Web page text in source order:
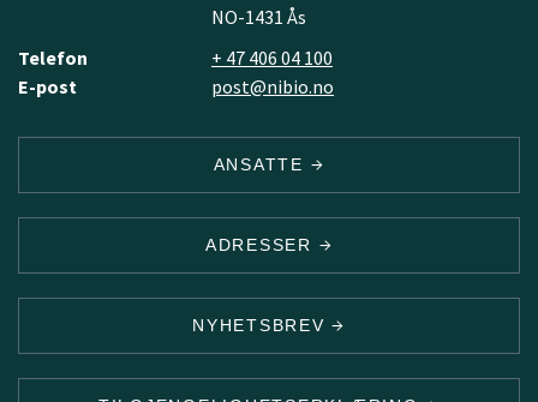
NO-1431 Ås
Telefon
+ 47 406 04 100
E-post
post@nibio.no
ANSATTE
ADRESSER
NYHETSBREV